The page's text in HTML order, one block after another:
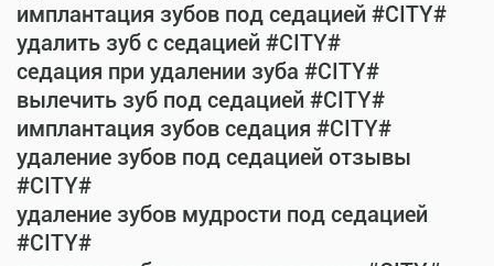
имплантация зубов под седацией #CITY#
удалить зуб с седацией #CITY#
седация при удалении зуба #CITY#
вылечить зуб под седацией #CITY#
имплантация зубов седация #CITY#
удаление зубов под седацией отзывы
#CITY#
удаление зубов мудрости под седацией
#CITY#